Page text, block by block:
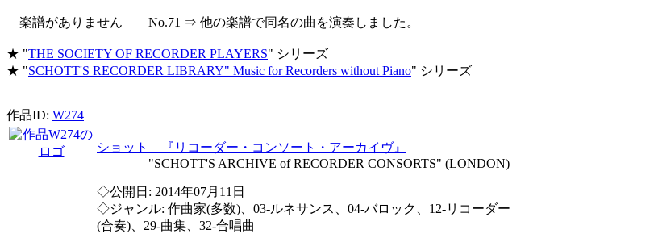
楽譜がありません No.71 ⇒ 他の楽譜で同名の曲を演奏しました。
★ "THE SOCIETY OF RECORDER PLAYERS" シリーズ
★ "SCHOTT'S RECORDER LIBRARY" Music for Recorders without Piano" シリーズ
作品ID: W274
ショット 『リコーダー・コンソート・アーカイヴ』
"SCHOTT'S ARCHIVE of RECORDER CONSORTS" (LONDON)
◇公開日: 2014年07月11日
◇ジャンル: 作曲家(多数)、03-ルネサンス、04-バロック、12-リコーダー
(合奏)、29-曲集、32-合唱曲